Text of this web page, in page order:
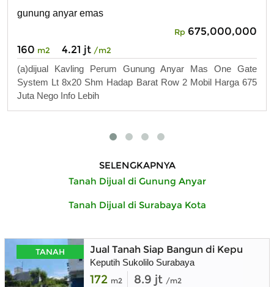
gunung anyar emas
Rp 675,000,000
160 m2 4.21 jt /m2
(a)dijual Kavling Perum Gunung Anyar Mas One Gate
System Lt 8x20 Shm Hadap Barat Row 2 Mobil Harga 675
Juta Nego Info Lebih
SELENGKAPNYA
Tanah Dijual di Gunung Anyar
Tanah Dijual di Surabaya Kota
TANAH Jual Tanah Siap Bangun di Keputih
Keputih Sukolilo Surabaya
172 m2 8.9 jt /m2